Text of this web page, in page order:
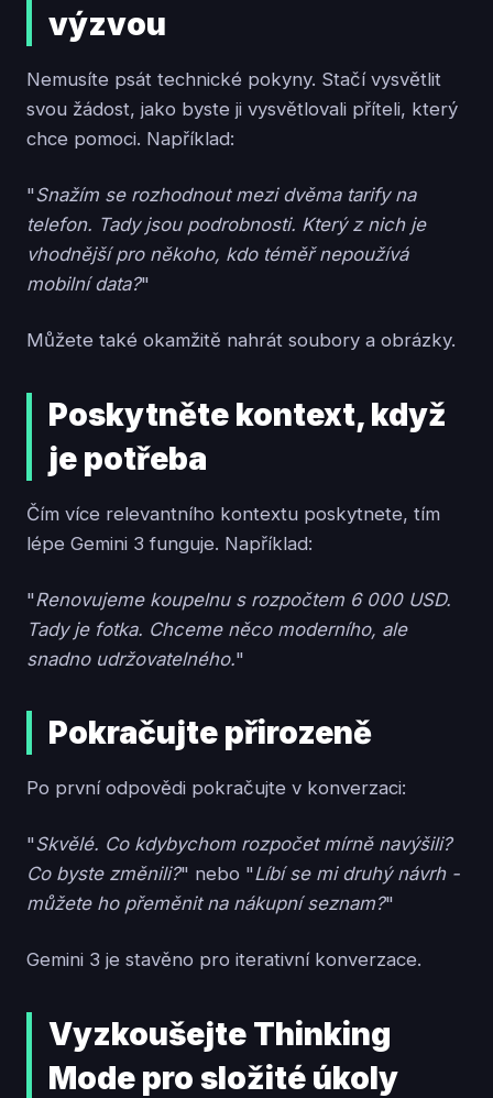
výzvou
Nemusíte psát technické pokyny. Stačí vysvětlit
svou žádost, jako byste ji vysvětlovali příteli, který
chce pomoci. Například:
"Snažím se rozhodnout mezi dvěma tarify na
telefon. Tady jsou podrobnosti. Který z nich je
vhodnější pro někoho, kdo téměř nepoužívá
mobilní data?"
Můžete také okamžitě nahrát soubory a obrázky.
Poskytněte kontext, když
je potřeba
Čím více relevantního kontextu poskytnete, tím
lépe Gemini 3 funguje. Například:
"Renovujeme koupelnu s rozpočtem 6 000 USD.
Tady je fotka. Chceme něco moderního, ale
snadno udržovatelného."
Pokračujte přirozeně
Po první odpovědi pokračujte v konverzaci:
"Skvělé. Co kdybychom rozpočet mírně navýšili?
Co byste změnili?" nebo "Líbí se mi druhý návrh -
můžete ho přeměnit na nákupní seznam?"
Gemini 3 je stavěno pro iterativní konverzace.
Vyzkoušejte Thinking
Mode pro složité úkoly